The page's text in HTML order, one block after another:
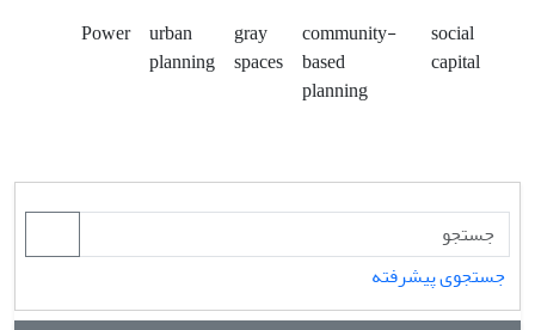
Power urban
planning
gray
spaces
community-
based
planning
social
capital
جستجوی پیشرفته